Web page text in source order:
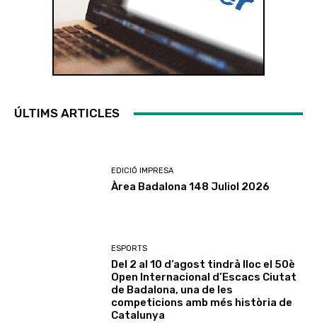
ÚLTIMS ARTICLES
EDICIÓ IMPRESA
Àrea Badalona 148 Juliol 2026
ESPORTS
Del 2 al 10 d’agost tindrà lloc el 50è
Open Internacional d’Escacs Ciutat
de Badalona, una de les
competicions amb més història de
Catalunya